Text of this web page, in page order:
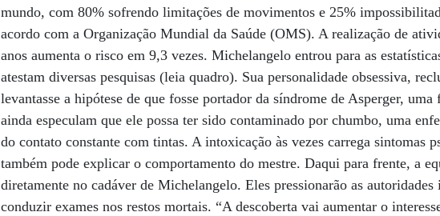
mundo, com 80% sofrendo limitações de movimentos e 25%
acordo com a Organização Mundial da Saúde (OMS). A realização de
anos aumenta o risco em 9,3 vezes. Michelangelo entrou para as
atestam diversas pesquisas (leia quadro). Sua personalidade obsessiva,
levantasse a hipótese de que fosse portador da síndrome de Asperger,
ainda especulam que ele possa ter sido contaminado por chumbo, uma
do contato constante com tintas. A intoxicação às vezes carrega sintomas
também pode explicar o comportamento do mestre. Daqui para frente, a
diretamente no cadáver de Michelangelo. Eles pressionarão as
conduzir exames nos restos mortais. “A descoberta vai aumentar o